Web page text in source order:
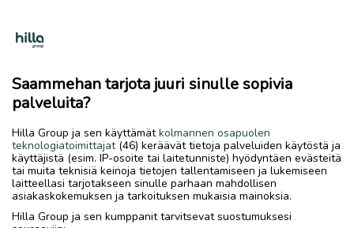
Saammehan tarjota juuri sinulle sopivia
palveluita?
Hilla Group ja sen käyttämätkolmannen osapuolen
teknologiatoimittajat(46) keräävät tietoja palveluiden käytöstä ja
käyttäjistä (esim. IP-osoite tai laitetunniste) hyödyntäen evästeitä
tai muita teknisiä keinoja tietojen tallentamiseen ja lukemiseen
laitteellasi tarjotakseen sinulle parhaan mahdollisen
asiakaskokemuksen ja tarkoituksen mukaisia mainoksia.
Hilla Group ja sen kumppanit tarvitsevat suostumuksesi